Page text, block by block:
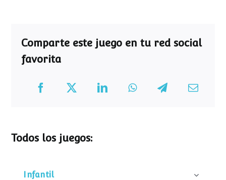
Comparte este juego en tu red social
favorita
Todos los juegos:
Infantil